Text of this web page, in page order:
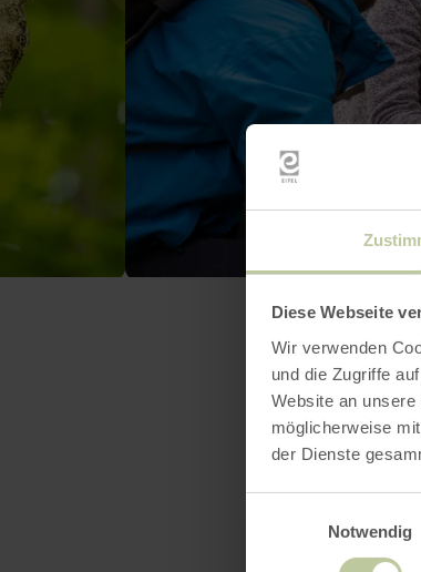
Diese Webseite
Wir verwenden
und die Zugriffe
Website an
möglicherweise
der Dienste
Notwendig